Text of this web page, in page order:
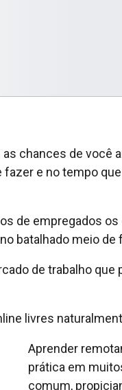
chances de você
e no tempo
de empregados
batalhado meio de
de trabalho
livres
Aprender
prática em
comum,